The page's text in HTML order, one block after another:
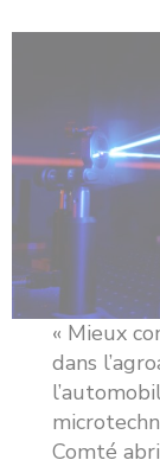
« Mieux
dans
Comté